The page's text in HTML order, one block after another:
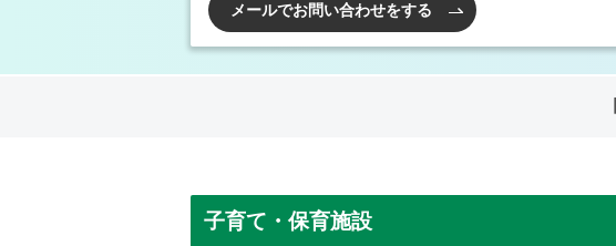
メールでお問い合わせをする
子育て・保育施設